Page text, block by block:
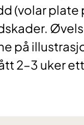
(volar plate
på
2–3 uker